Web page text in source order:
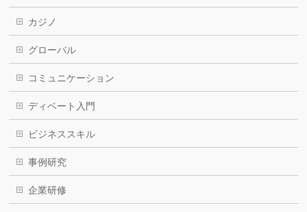
カジノ
グローバル
コミュニケーション
ディベート入門
ビジネススキル
事例研究
企業研修